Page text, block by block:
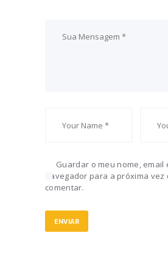
Guardar o meu nome, email
navegador para a próxima vez
comentar.